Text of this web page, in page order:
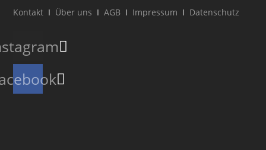
Kontakt I Über uns IAGB I Impressum I Datenschutz